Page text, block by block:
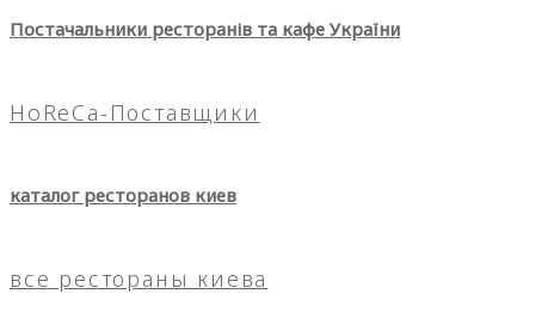
Постачальники ресторанів та кафе України
HoReCa-Поставщики
каталог ресторанов киев
все рестораны киева